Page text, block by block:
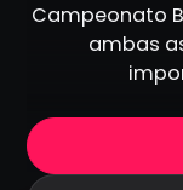
Campeonato
ambas